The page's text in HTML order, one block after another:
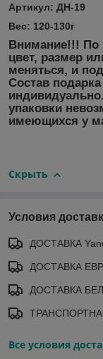
Артикул: ДН-19
Вес: 120-130г
Внимание!!! По
цвет, размер
меняться, и
Состав подарка
индивидуально.
упаковки
имеющихся у
Скрыть
Условия
ДОСТАВКА
ДОСТАВКА
ДОСТАВКА
Все условия